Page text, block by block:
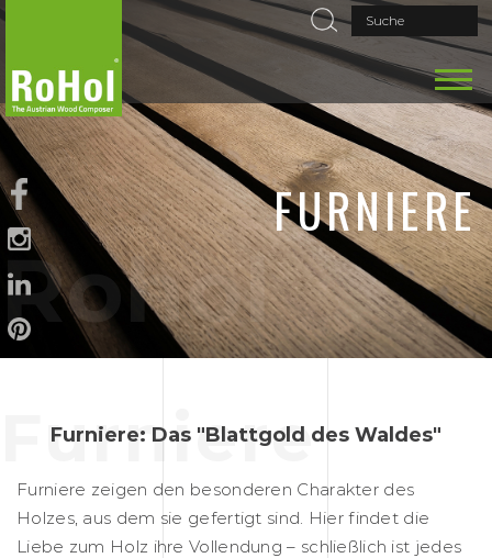
Rohol
FURNIERE
Furniere
Furniere: Das "Blattgold des Waldes"
Furniere zeigen den besonderen Charakter des
Holzes, aus dem sie gefertigt sind. Hier findet die
Liebe zum Holz ihre Vollendung – schließlich ist jedes